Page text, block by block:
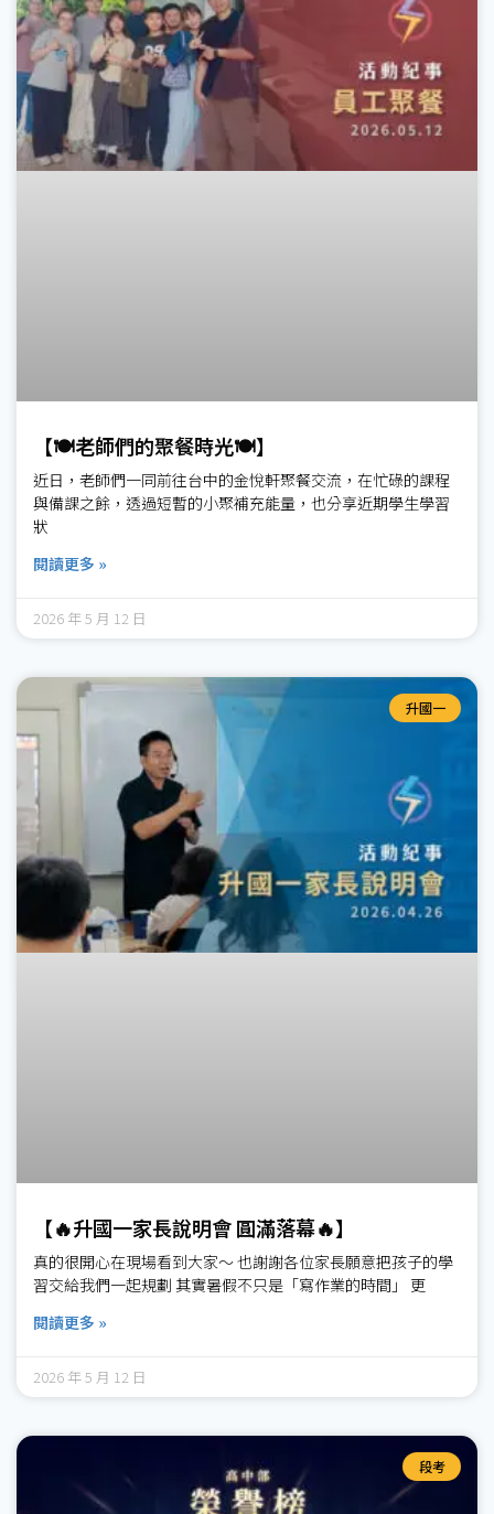
【🍽️老師們的聚餐時光🍽️】
近日，老師們一同前往台中的金悅軒聚餐交流，在忙碌的課程
與備課之餘，透過短暫的小聚補充能量，也分享近期學生學習
狀
閱讀更多 »
2026 年 5 月 12 日
升國一
【🔥升國一家長說明會 圓滿落幕🔥】
真的很開心在現場看到大家～ 也謝謝各位家長願意把孩子的學
習交給我們一起規劃 其實暑假不只是「寫作業的時間」 更
閱讀更多 »
2026 年 5 月 12 日
段考